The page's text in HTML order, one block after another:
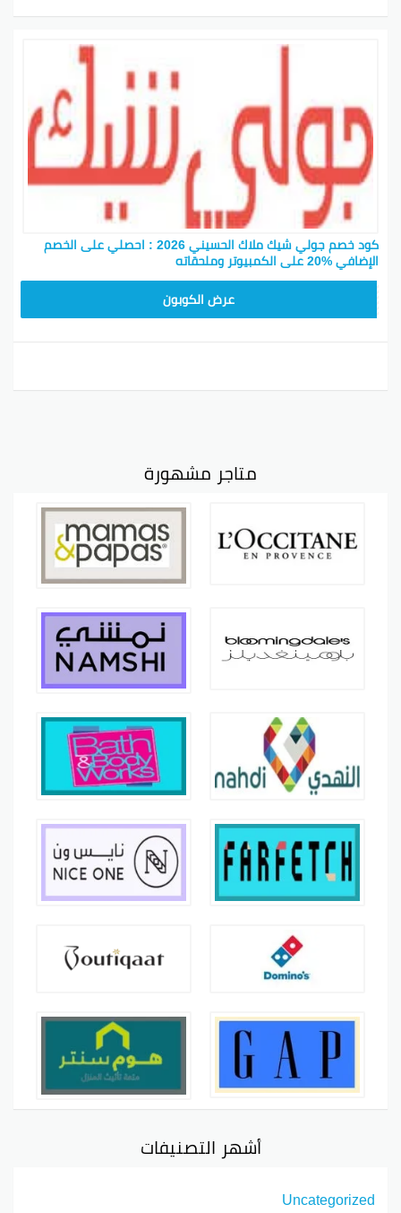
كود خصم جولي شيك ملاك الحسيني 2026 : احصلي على الخصم
الإضافي %20 على الكمبيوتر وملحقاته
عرض الكوبون
متاجر مشهورة
أشهر التصنيفات
Uncategorized